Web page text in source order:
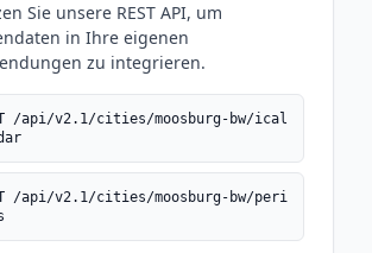
Sie unsere REST API, um
in Ihre eigenen
zu integrieren.
/api/v2.1/cities/moosburg-bw/ical
/api/v2.1/cities/moosburg-bw/peri